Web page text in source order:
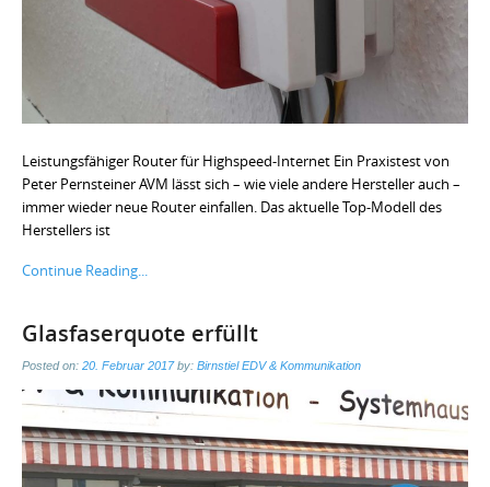
Leistungsfähiger Router für Highspeed-Internet Ein Praxistest von
Peter Pernsteiner AVM lässt sich – wie viele andere Hersteller auch –
immer wieder neue Router einfallen. Das aktuelle Top-Modell des
Herstellers ist
Continue Reading...
Glasfaserquote erfüllt
Posted on: 20. Februar 2017by: Birnstiel EDV & Kommunikation